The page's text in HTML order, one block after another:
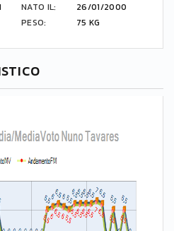
NATO IL:
26/01/2000
PESO: 75 KG